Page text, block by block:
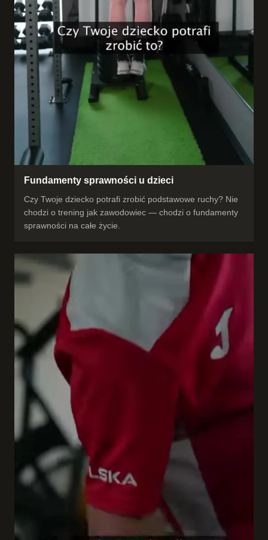
Fundamenty sprawności u dzieci
Czy Twoje dziecko potrafi zrobić podstawowe ruchy? Nie
chodzi o trening jak zawodowiec — chodzi o fundamenty
sprawności na całe życie.